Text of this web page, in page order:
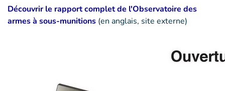
Découvrir le rapport complet de l'Observatoire des
armes à sous-munitions (en anglais, site externe)